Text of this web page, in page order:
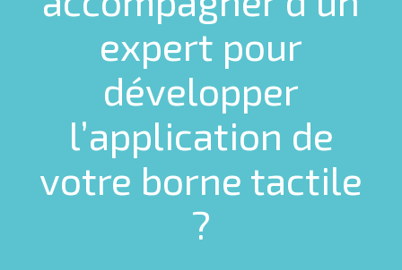
expert pour
développer
l’application de
votre borne tactile
?